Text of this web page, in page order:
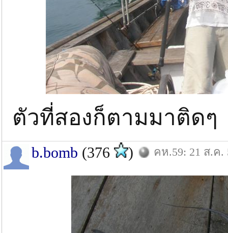
ตัวที่สองก็ตามมาติด
b.bomb (376 ) คห.59: 21 ส.ค.